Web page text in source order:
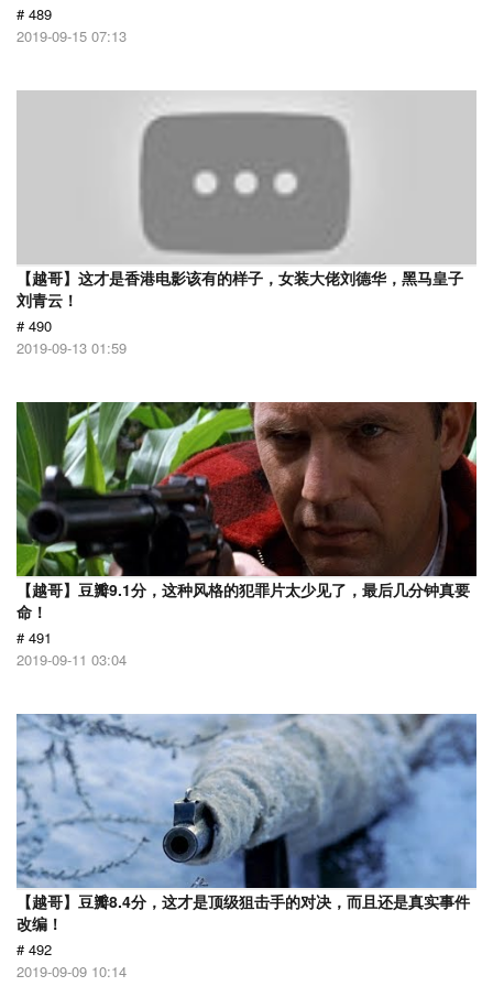
# 489
2019-09-15 07:13
【越哥】这才是香港电影该有的样子，女装大佬刘德华，黑马皇子
刘青云！
# 490
2019-09-13 01:59
【越哥】豆瓣9.1分，这种风格的犯罪片太少见了，最后几分钟真要
命！
# 491
2019-09-11 03:04
【越哥】豆瓣8.4分，这才是顶级狙击手的对决，而且还是真实事件
改编！
# 492
2019-09-09 10:14